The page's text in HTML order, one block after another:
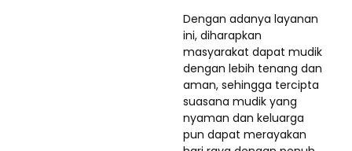
Dengan adanya layanan
ini, diharapkan
masyarakat dapat mudik
dengan lebih tenang dan
aman, sehingga tercipta
suasana mudik yang
nyaman dan keluarga
pun dapat merayakan